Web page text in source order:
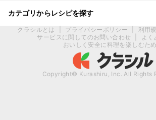
カテゴリからレシピを探す
クラシルとは プライバシーポリシー 利用
サービスに関してのお問い合わせ
よく
おいしく安全に料理を楽しむた
Copyright© Kurashiru, Inc. All Rights